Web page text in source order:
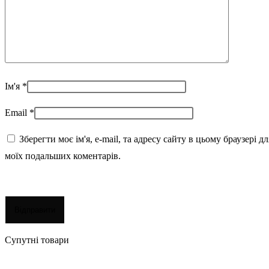
Ім'я *
Email *
Зберегти моє ім'я, e-mail, та адресу сайту в цьому браузері
моїх подальших коментарів.
Супутні товари